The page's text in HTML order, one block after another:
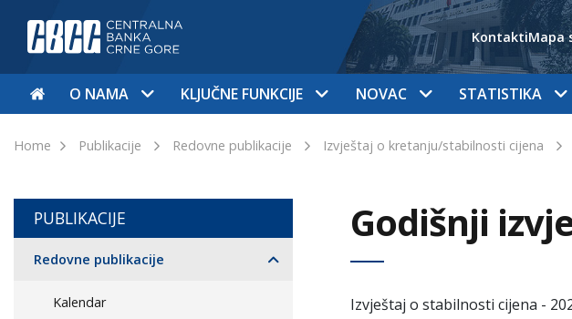
KontaktiMapa
O NAMA KLJUČNE FUNKCIJE NOVAC STATISTIKA
Home Publikacije Redovne publikacije Izvještaj o kretanju/stabilnosti cijena
PUBLIKACIJE
Redovne publikacije
Kalendar
Godišnji
Izvještaj o stabilnosti cijena -